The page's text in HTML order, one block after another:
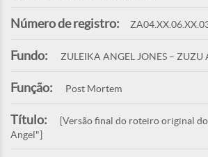
Número de registro:
Fundo: ZULEIKA ANGEL JONES – ZUZU
Função: Post Mortem
Título:
[Versão final do roteiro original
Angel"]